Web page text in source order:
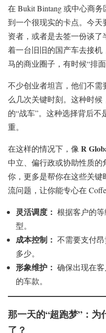
在 Bukit Bintang 或中心商
到一个很现实的卡点。今
资者，或者是去签一份谈了
着一台旧旧的国产车去接
马的商业圈子，有时候“排
不少创业者坦言，他们不
么几次关键时刻。这种时候
的“战车”。这种选择背后
重。
在这样的情况下，像 R
中立、偏行政或协助性质
你，更多是帮你在这些关
流问题，让你能专心在
灵活调度： 根据客户的
型。
成本控制： 不需要支付
多少。
形象维护： 确保出现在
的车款。
那一天的“超跑梦”：
了？